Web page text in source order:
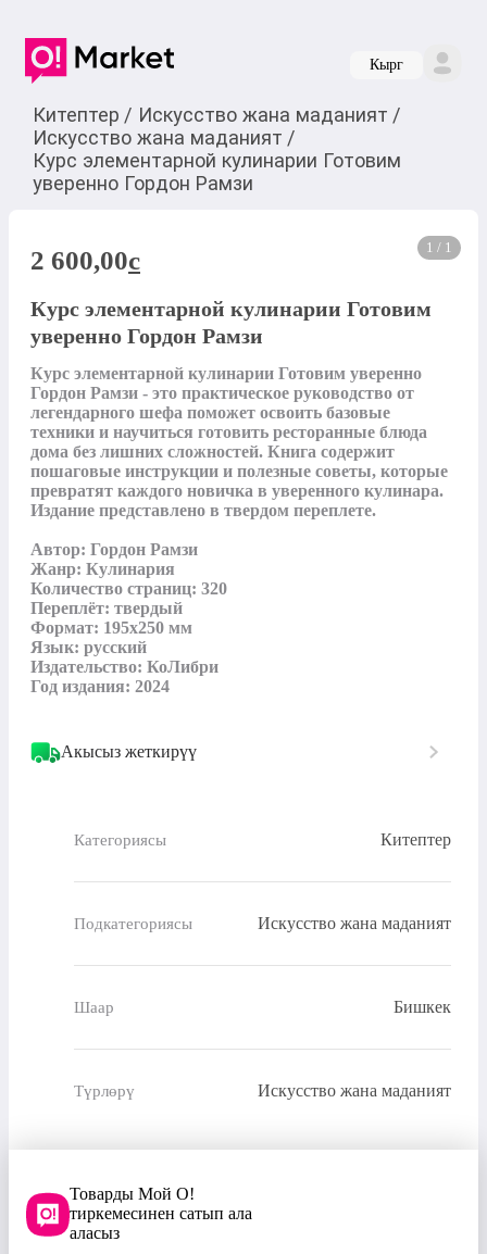
Кырг
Китептер / Искусство жана маданият /
Искусство жана маданият /
Курс элементарной кулинарии Готовим
уверенно Гордон Рамзи
1 / 1
2 600,00c
Курс элементарной кулинарии Готовим
уверенно Гордон Рамзи
Курс элементарной кулинарии Готовим уверенно
Гордон Рамзи - это практическое руководство от
легендарного шефа поможет освоить базовые
техники и научиться готовить ресторанные блюда
дома без лишних сложностей. Книга содержит
пошаговые инструкции и полезные советы, которые
превратят каждого новичка в уверенного кулинара.
Издание представлено в твердом переплете.
Автор: Гордон Рамзи
Жанр: Кулинария
Количество страниц: 320
Переплёт: твердый
Формат: 195x250 мм
Язык: русский
Издательство: КоЛибри
Год издания: 2024
Акысыз жеткирүү
Категориясы Китептер
Подкатегориясы Искусство жана маданият
Шаар Бишкек
Түрлөрү Искусство жана маданият
Товарды Мой О!
тиркемесинен сатып ала
аласыз